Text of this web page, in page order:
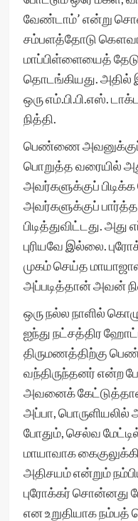
வேண்டாம்’ என்று
சம்பளத்தோடு
மாப்பிள்ளையைத்
தொடங்கியது. அதில்
ஒரு எம்.பி.பி.எஸ்.
நித்தி.
பெண்ணை அவனுக்குப்
பொறுத்த வரையில்
அவர்களுக்குப்
அவர்களுக்குப்
பிடித்துவிட்டது.
புரியவே இல்லை.
முகம் செய்த
அப்படித்தான் அவன்
ஒரு நல்ல நாளில்
ஐந்து நட்சத்திர
திருமணத்திற்கு
வந்திருந்தனர் என்ற
அவனைக்
அப்பா,
போதும், செல்வ
மாயாவாக
அதிசயம் என்றும்
புரோக்கர் சொன்னது
என உறுதியாக